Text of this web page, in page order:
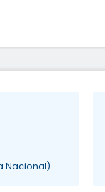
Nacional)